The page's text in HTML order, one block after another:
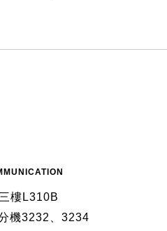
樓L310B
機3232、3234